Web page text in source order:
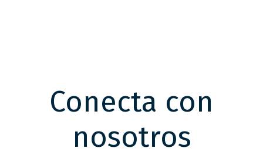
Conecta con
nosotros